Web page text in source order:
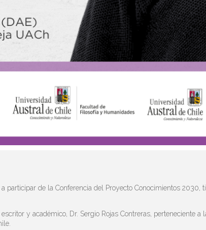
participar de la Conferencia del Proyecto Conocimientos 2030,
y académico, Dr. Sergio Rojas Contreras, perteneciente a